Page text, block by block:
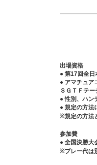
出場資格
● 第17回全日
● アマチュア
ＳＧＴＦテー
● 性別、ハン
● 規定の方法
※規定の方法
参加費
● 全国決勝大
※プレー代は